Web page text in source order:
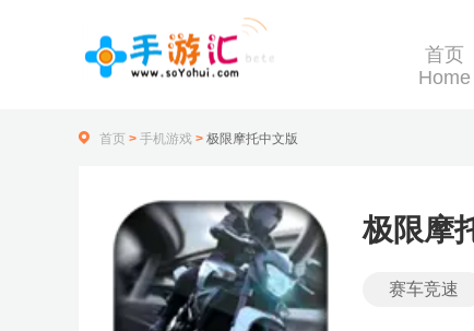
首页
Home
首页 > 手机游戏 > 极限摩托中文版
极限摩
赛车竞速